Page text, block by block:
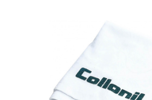
Limpieza suave
Elimina la suciedad más pequeña
Para cuero liso, textil y microfibra.